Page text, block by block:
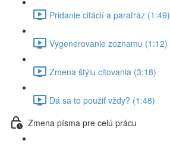
Pridanie citácií a parafráz (1:49)
Vygenerovanie zoznamu (1:12)
Zmena štýlu citovania (3:18)
Dá sa to použiť vždy? (1:48)
Zmena písma pre celú prácu